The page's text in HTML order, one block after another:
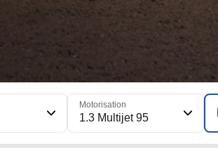
Motorisation
1.3 Multijet 95